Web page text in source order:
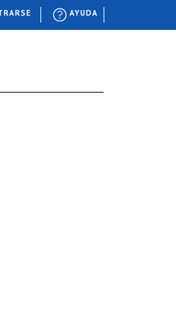
AYUDA